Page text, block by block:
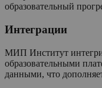
образовательный
Интеграции
МИП Институт
образовательными
данными, что